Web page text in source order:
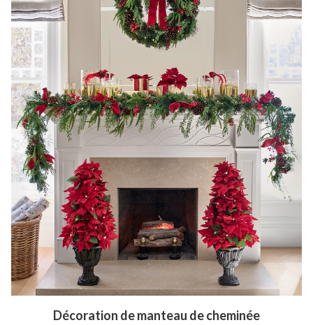
Décoration de manteau de cheminée